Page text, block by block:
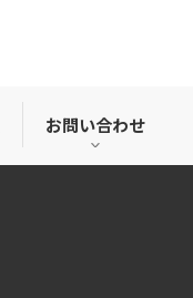
お問い合わせ